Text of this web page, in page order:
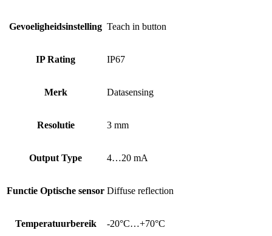
Gevoeligheidsinstelling Teach in button
IP Rating IP67
Merk Datasensing
Resolutie 3 mm
Output Type 4…20 mA
Functie Optische sensor Diffuse reflection
Temperatuurbereik -20°C…+70°C